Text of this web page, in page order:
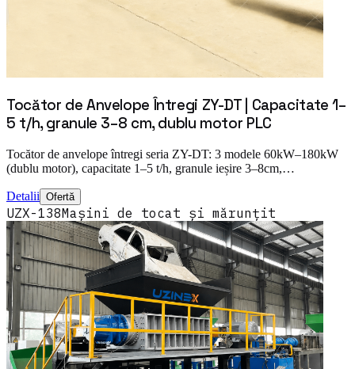
Tocător de Anvelope Întregi ZY-DT | Capacitate 1–
5 t/h, granule 3–8 cm, dublu motor PLC
Tocător de anvelope întregi seria ZY-DT: 3 modele 60kW–180kW
(dublu motor), capacitate 1–5 t/h, granule ieșire 3–8cm,…
Detalii Ofertă
UZX-138Mașini de tocat și mărunțit